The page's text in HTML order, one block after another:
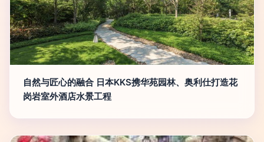
自然与匠心的融合 日本KKS携华苑园林、奥利仕打造花
岗岩室外酒店水景工程